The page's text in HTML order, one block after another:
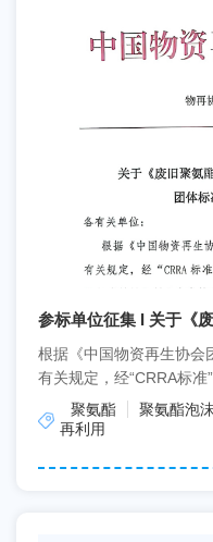
参标单位征集 I 关于《
根据《中国物资再生协会
有关规定，经“CRRA标准
聚氨酯材料及制品分类
聚氨酯 聚氨酯泡沫
再利用